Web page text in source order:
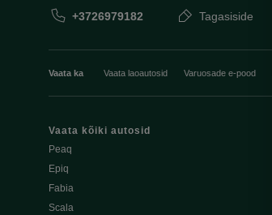
+3726979182 Tagasiside
Vaata ka Vaata laoautosid Varuosade e-pood
Vaata kõiki autosid
Peaq
Epiq
Fabia
Scala